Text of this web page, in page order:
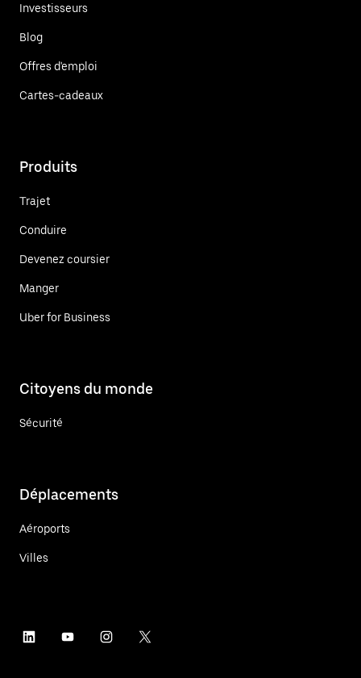
Investisseurs
Blog
Offres d'emploi
Cartes-cadeaux
Produits
Trajet
Conduire
Devenez coursier
Manger
Uber for Business
Citoyens du monde
Sécurité
Déplacements
Aéroports
Villes